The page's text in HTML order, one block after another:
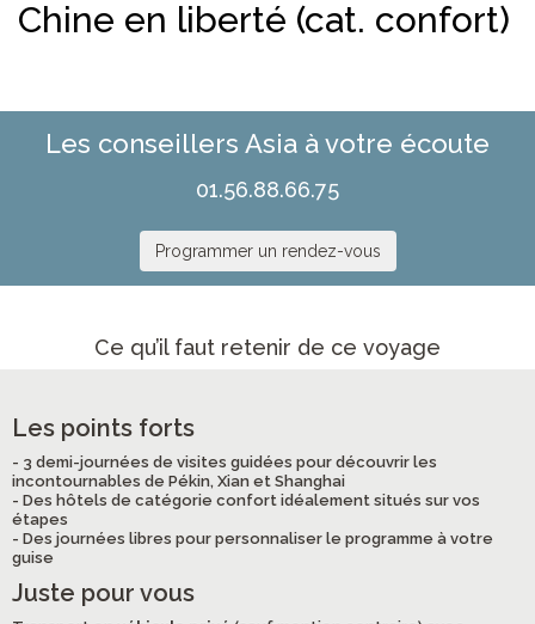
Chine en liberté (cat. confort)
Les conseillers Asia à votre écoute
01.56.88.66.75
Programmer un rendez-vous
Ce qu’il faut retenir de ce voyage
Les points forts
- 3 demi-journées de visites guidées pour découvrir les
incontournables de Pékin, Xian et Shanghai
- Des hôtels de catégorie confort idéalement situés sur vos
étapes
- Des journées libres pour personnaliser le programme à votre
guise
Juste pour vous